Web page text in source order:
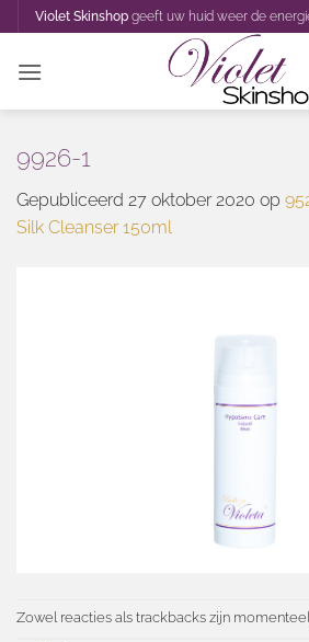
naar
inhoud
Violet Skinshopgeeft uw huid weer de
9926-1
Gepubliceerd 27 oktober 2020 op
Silk Cleanser 150ml
Zowel reacties als trackbacks zijn